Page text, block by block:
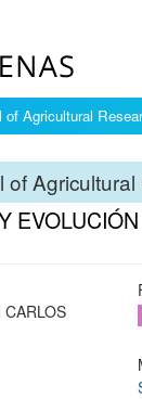
of Agricultural
of Agricultural